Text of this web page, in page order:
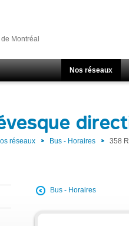
Montréal
Nos réseaux
réseaux Bus - Horaires 358
Bus - Horaires